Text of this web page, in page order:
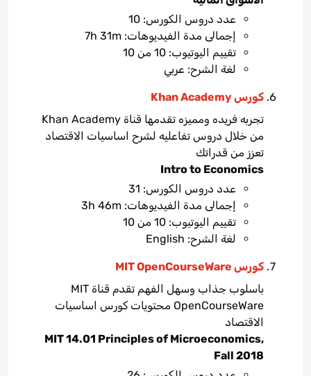
عدد دروس الكورس: 10
إجمالى مدة الفيديوهات: 7h 31m
تقييم اليوتيوب: 10 من 10
لغة الشرح: عربي
كورس Khan Academy
تجربه فريده ومميزه تقدمها قناة Khan Academy
من خلال دروس تفاعليه لشرح اساسيات الاقتصاد
تعزز من قدراتك
Intro to Economics
عدد دروس الكورس: 31
إجمالى مدة الفيديوهات: 3h 46m
تقييم اليوتيوب: 10 من 10
لغة الشرح: English
كورس MIT OpenCourseWare
باسلوب جذاب وسهل الفهم تقدم قناة MIT
OpenCourseWare محتويات كورس اساسيات
الاقتصاد
MIT 14.01 Principles of Microeconomics,
Fall 2018